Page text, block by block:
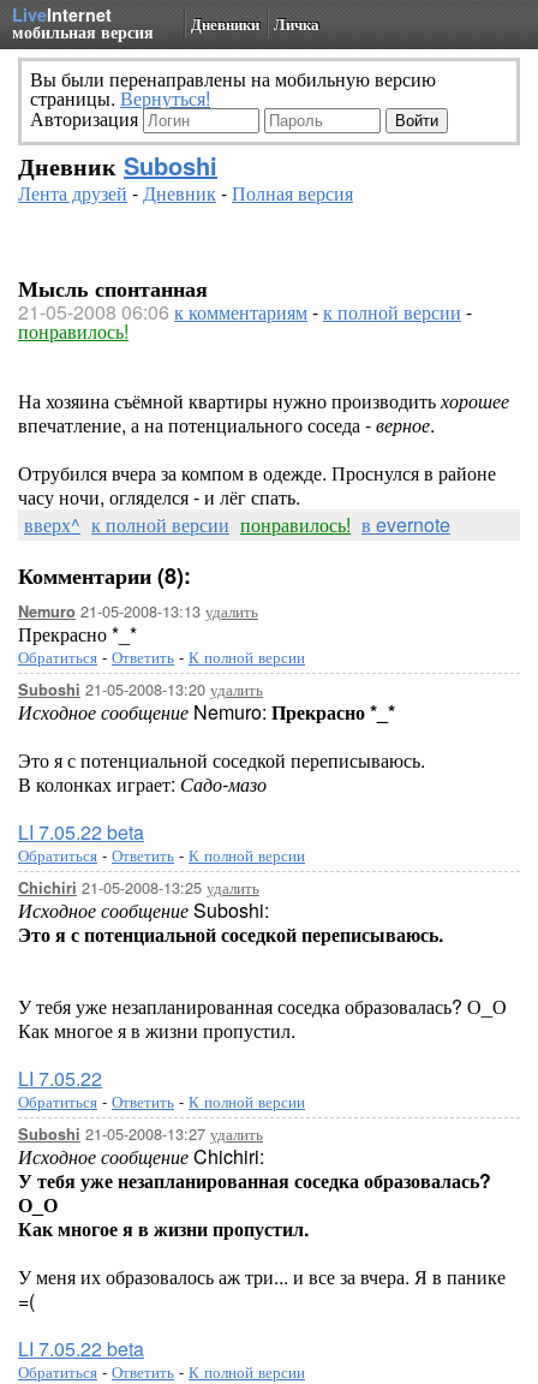
LiveInternet
мобильная версия Дневники Личка
Вы были перенаправлены на мобильную версию
страницы. Вернуться!
Авторизация
Дневник Suboshi
Лента друзей -Дневник-Полная версия
Мысль спонтанная
21-05-2008 06:06 к комментариям-к полной версии -
понравилось!
На хозяина съёмной квартиры нужно производитьхорошее
впечатление, а на потенциального соседа -верное.
Отрубился вчера за компом в одежде. Проснулся в районе
часу ночи, огляделся - и лёг спать.
вверх^ к полной версии понравилось! в evernote
Комментарии (8):
Nemuro 21-05-2008-13:13 удалить
Прекрасно *_*
Обратиться - Ответить - К полной версии
Suboshi 21-05-2008-13:20 удалить
Исходное сообщение Nemuro: Прекрасно *_*
Это я с потенциальной соседкой переписываюсь.
В колонках играет: Садо-мазо
LI 7.05.22 beta
Обратиться - Ответить - К полной версии
Chichiri 21-05-2008-13:25 удалить
Исходное сообщениеSuboshi:
Это я с потенциальной соседкой переписываюсь.
У тебя уже незапланированная соседка образовалась? О_О
Как многое я в жизни пропустил.
LI 7.05.22
Обратиться - Ответить - К полной версии
Suboshi 21-05-2008-13:27 удалить
Исходное сообщениеChichiri:
У тебя уже незапланированная соседка образовалась?
О_О
Как многое я в жизни пропустил.
У меня их образовалось аж три... и все за вчера. Я в панике
=(
LI 7.05.22 beta
Обратиться - Ответить - К полной версии